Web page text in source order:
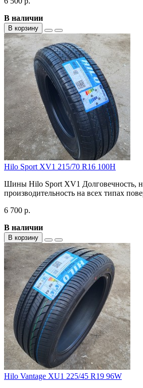
В наличии
В корзину
Hilo Sport XV1 215/70 R16 100H
Шины Hilo Sport XV1 Долговечность,
производительность на всех типах
6 700 р.
В наличии
В корзину
Hilo Vantage XU1 225/45 R19 96W